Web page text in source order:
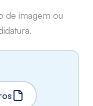
de imagem ou